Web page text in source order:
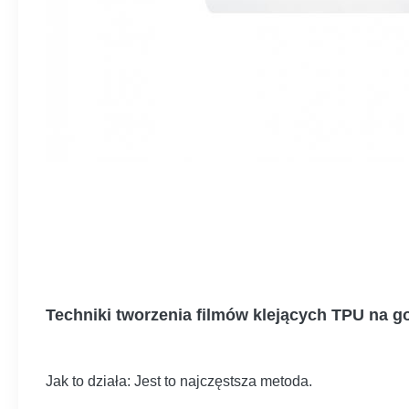
Techniki tworzenia filmów klejących TPU na
Jak to działa: Jest to najczęstsza metoda.